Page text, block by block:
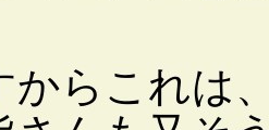
らこれは